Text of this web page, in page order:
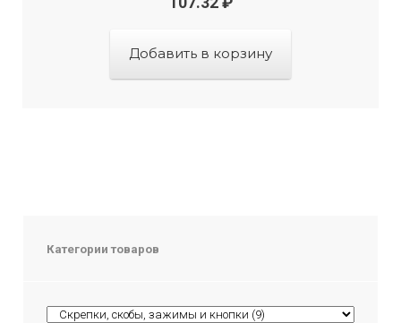
Добавить в корзину
Категории товаров